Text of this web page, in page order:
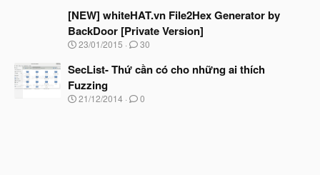
đ
ầ
u
à
b
ắ
đ
ầ
u
[NEW] whiteHAT.vn File2Hex Generator by
BackDoor [Private Version]
N
à
y
b
ắ
23/01/2015 30
SecList- Thứ cần có cho những ai thích
Fuzzing
N
21/12/2014 0